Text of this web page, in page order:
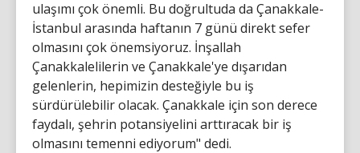
ulaşımı çok önemli. Bu doğrultuda da Çanakkale-
İstanbul arasında haftanın 7 günü direkt sefer
olmasını çok önemsiyoruz. İnşallah
Çanakkalelilerin ve Çanakkale'ye dışarıdan
gelenlerin, hepimizin desteğiyle bu iş
sürdürülebilir olacak. Çanakkale için son derece
faydalı, şehrin potansiyelini arttıracak bir iş
olmasını temenni ediyorum" dedi.